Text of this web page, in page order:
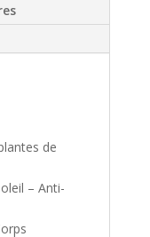
de
– Anti-